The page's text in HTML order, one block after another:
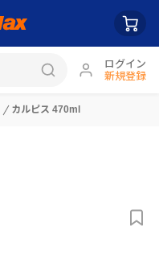
ログイン
新規登録
カルピス 470ml